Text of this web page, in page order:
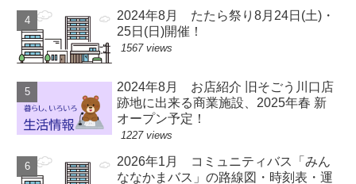
2024年8月 たたら祭り8月24日(土)・
25日(日)開催！
1567 views
2024年8月 お店紹介 旧そごう川口店
跡地に出来る商業施設、2025年春 新
オープン予定！
1227 views
2026年1月 コミュニティバス「みん
ななかまバス」の路線図・時刻表・運